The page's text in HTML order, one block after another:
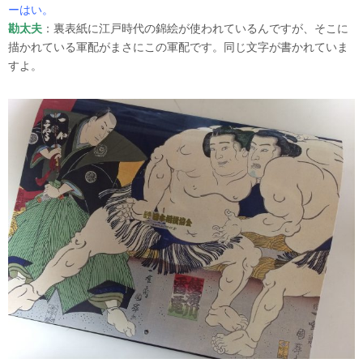
ーはい。
勘太夫 ：裏表紙に江戸時代の錦絵が使われているんですが、そこに
描かれている軍配がまさにこの軍配です。同じ文字が書かれていま
すよ。